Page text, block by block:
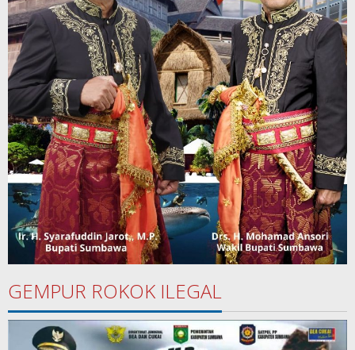
GEMPUR ROKOK ILEGAL